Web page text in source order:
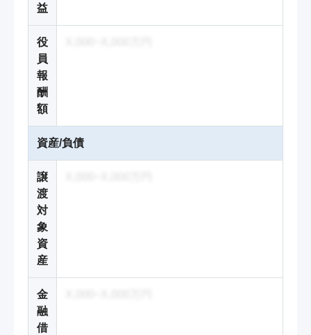
益
役
員
報
酬
額
資産/負債
譲
渡
対
象
資
産
金
融
借